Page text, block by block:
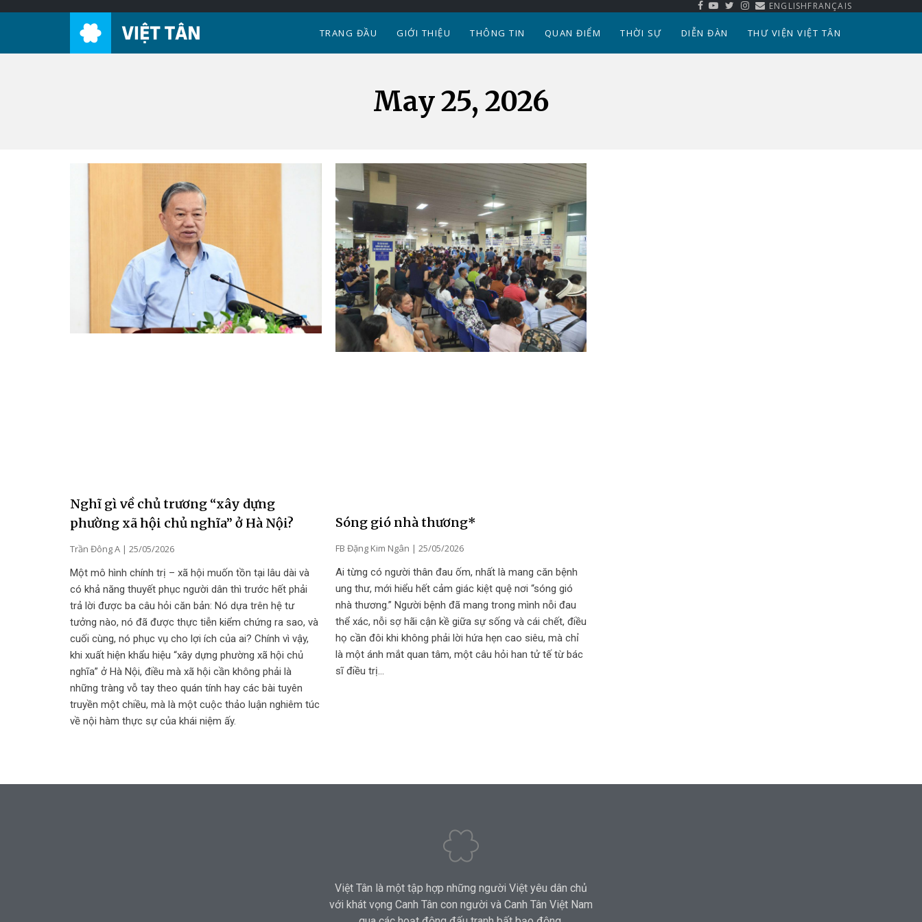
ENGLISHFRANÇAIS
TRANG ĐẦU GIỚI THIỆU THÔNG TIN QUAN ĐIỂM THỜI SỰ DIỄN ĐÀN THƯ VIỆN VIỆT TÂN
May 25, 2026
Nghĩ gì về chủ trương “xây dựng
phường xã hội chủ nghĩa” ở Hà Nội?
Trần Đông A
25/05/2026
Một mô hình chính trị – xã hội muốn tồn tại lâu dài và
có khả năng thuyết phục người dân thì trước hết phải
trả lời được ba câu hỏi căn bản: Nó dựa trên hệ tư
tưởng nào, nó đã được thực tiễn kiểm chứng ra sao, và
cuối cùng, nó phục vụ cho lợi ích của ai? Chính vì vậy,
khi xuất hiện khẩu hiệu “xây dựng phường xã hội chủ
nghĩa” ở Hà Nội, điều mà xã hội cần không phải là
những tràng vỗ tay theo quán tính hay các bài tuyên
truyền một chiều, mà là một cuộc thảo luận nghiêm túc
về nội hàm thực sự của khái niệm ấy.
Sóng gió nhà thương*
FB Đặng Kim Ngân
25/05/2026
Ai từng có người thân đau ốm, nhất là mang căn bệnh
ung thư, mới hiểu hết cảm giác kiệt quệ nơi “sóng gió
nhà thương.” Người bệnh đã mang trong mình nỗi đau
thể xác, nỗi sợ hãi cận kề giữa sự sống và cái chết, điều
họ cần đôi khi không phải lời hứa hẹn cao siêu, mà chỉ
là một ánh mắt quan tâm, một câu hỏi han tử tế từ bác
sĩ điều trị…
Việt Tân là một tập hợp những người Việt yêu dân chủ
với khát vọng Canh Tân con người và Canh Tân Việt Nam